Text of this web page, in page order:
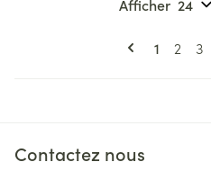
Vous
1 Page
2 3
Afficher
Contactez nous